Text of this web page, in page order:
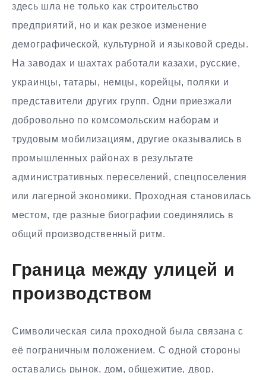
здесь шла не только как строительство
предприятий, но и как резкое изменение
демографической, культурной и языковой среды.
На заводах и шахтах работали казахи, русские,
украинцы, татары, немцы, корейцы, поляки и
представители других групп. Одни приезжали
добровольно по комсомольским наборам и
трудовым мобилизациям, другие оказывались в
промышленных районах в результате
административных переселений, спецпоселения
или лагерной экономики. Проходная становилась
местом, где разные биографии соединялись в
общий производственный ритм.
Граница между улицей и
производством
Символическая сила проходной была связана с
её пограничным положением. С одной стороны
оставались рынок, дом, общежитие, двор,